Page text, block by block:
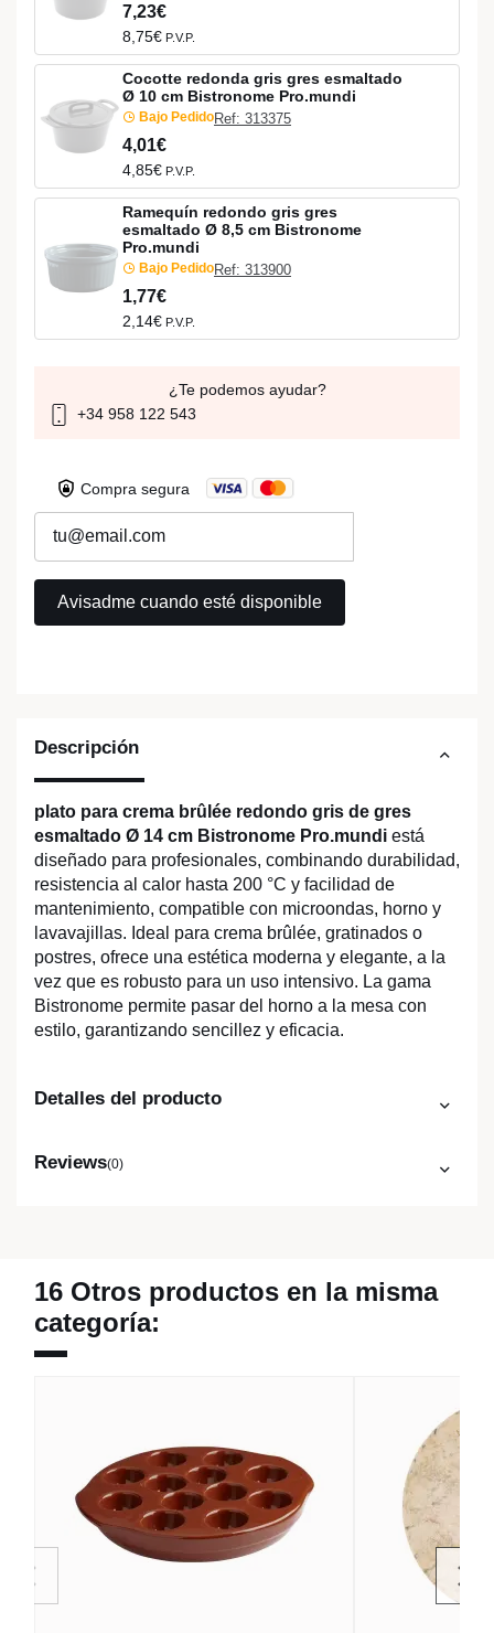
Descripción
plato para crema brûlée redondo gris de gres
esmaltado Ø 14 cm Bistronome Pro.mundi está
diseñado para profesionales, combinando durabilidad,
resistencia al calor hasta 200 °C y facilidad de
mantenimiento, compatible con microondas, horno y
lavavajillas. Ideal para crema brûlée, gratinados o
postres, ofrece una estética moderna y elegante, a la
vez que es robusto para un uso intensivo. La gama
Bistronome permite pasar del horno a la mesa con
estilo, garantizando sencillez y eficacia.
Detalles del producto
Reviews(0)
7,23€
8,75€ P.V.P.
Cocotte redonda gris gres esmaltado
Ø 10 cm Bistronome Pro.mundi
Bajo PedidoRef: 313375
4,01€
4,85€ P.V.P.
Ramequín redondo gris gres
esmaltado Ø 8,5 cm Bistronome
Pro.mundi
Bajo PedidoRef: 313900
1,77€
2,14€ P.V.P.
¿Te podemos ayudar?
+34 958 122 543
Compra segura
16 Otros productos en la misma
categoría: